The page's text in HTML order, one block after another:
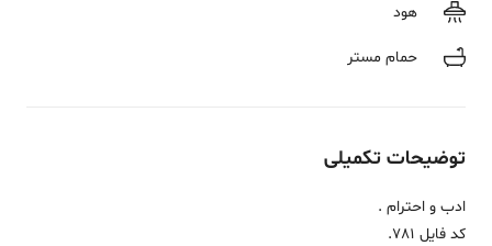
هود
حمام مستر
توضیحات تکمیلی
ادب و احترام .
کد فایل 781.